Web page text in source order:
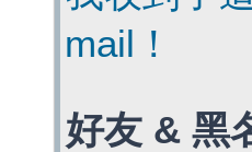
mail！
好友 & 黑